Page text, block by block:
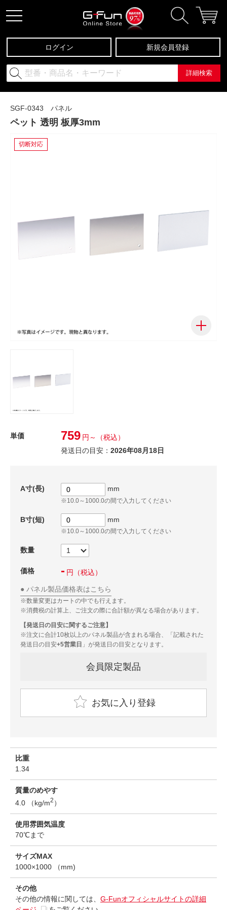
ログイン 新規会員登録
詳細検索
SGF-0343 パネル
ペット 透明 板厚3mm
切断対応
単価 759 円～
（税込）
発送日の目安： 2026年08月18日
A寸(長) mm
※10.0～1000.0の間で入力してください
B寸(短) mm
※10.0～1000.0の間で入力してください
数量
価格 - 円 （税込）
パネル製品価格表はこちら
※数量変更はカートの中でも行えます。
※消費税の計算上、ご注文の際に合計額が異なる場合があります。
【発送日の目安に関するご注意】
※注文に合計10枚以上のパネル製品が含まれる場合、「記載された
発送日の目安+5営業日 」が発送日の目安となります。
会員限定製品
お気に入り登録
比重
1.34
質量のめやす
4.0 （kg/m2 ）
使用雰囲気温度
70℃まで
サイズMAX
1000×1000 （mm)
その他
その他の情報に関しては、 G-Funオフィシャルサイトの詳細